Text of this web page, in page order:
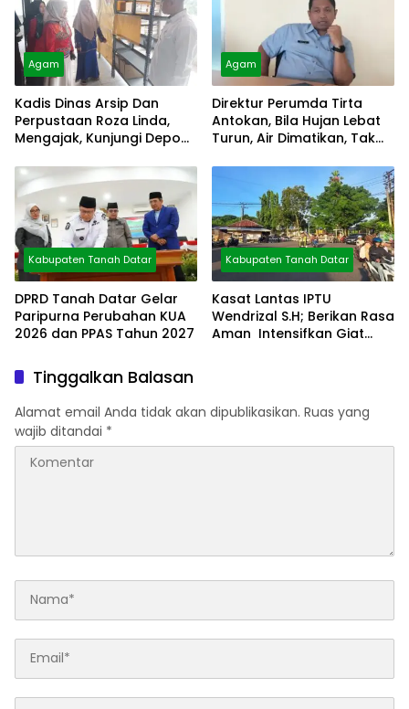
Agam
Kadis Dinas Arsip Dan
Perpustaan Roza Linda,
Mengajak, Kunjungi Depo
Agam
Direktur Perumda Tirta
Antokan, Bila Hujan Lebat
Turun, Air Dimatikan, Tak
Kabupaten Tanah Datar
DPRD Tanah Datar Gelar
Paripurna Perubahan KUA
2026 dan PPAS Tahun 2027
Kabupaten Tanah Datar
Kasat Lantas IPTU
Wendrizal S.H; Berikan Rasa
Aman Intensifkan Giat
Tinggalkan Balasan
Alamat email Anda tidak akan dipublikasikan. Ruas yang
wajib ditandai *